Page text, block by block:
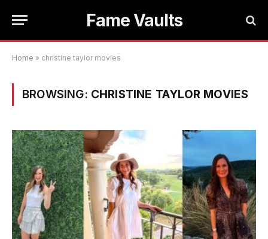
Fame Vaults
Home » christine taylor movies
BROWSING: CHRISTINE TAYLOR MOVIES